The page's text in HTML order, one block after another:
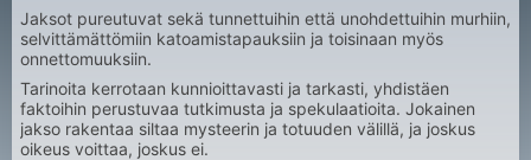
Jaksot pureutuvat sekä tunnettuihin että unohdettuihin murhiin,
selvittämättömiin katoamistapauksiin ja toisinaan myös
onnettomuuksiin.
Tarinoita kerrotaan kunnioittavasti ja tarkasti, yhdistäen
faktoihin perustuvaa tutkimusta ja spekulaatioita. Jokainen
jakso rakentaa siltaa mysteerin ja totuuden välillä, ja joskus
oikeus voittaa, joskus ei.